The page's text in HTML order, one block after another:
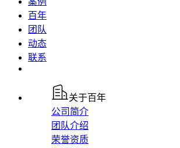
百年
团队
动态
联系
关于百年
公司简介
团队介绍
荣誉资质